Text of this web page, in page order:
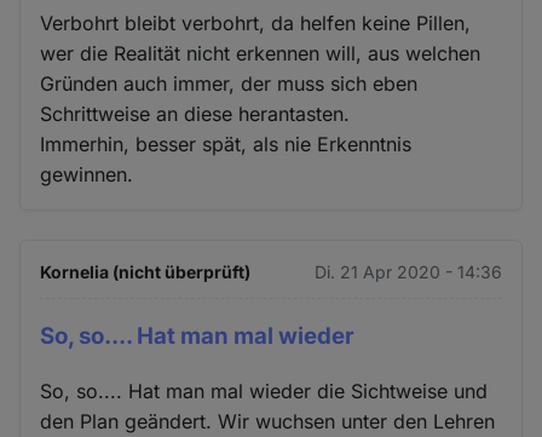
Verbohrt bleibt verbohrt, da helfen keine Pillen,
wer die Realität nicht erkennen will, aus welchen
Gründen auch immer, der muss sich eben
Schrittweise an diese herantasten.
Immerhin, besser spät, als nie Erkenntnis
gewinnen.
Kornelia (nicht überprüft) Di. 21 Apr 2020 - 14:36
So, so.... Hat man mal wieder
So, so.... Hat man mal wieder die Sichtweise und
den Plan geändert. Wir wuchsen unter den Lehren